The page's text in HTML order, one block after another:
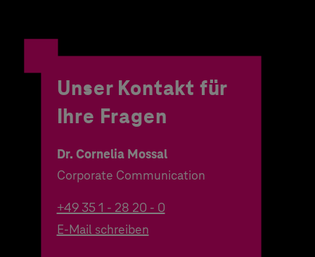
Unser Kontakt für
Ihre Fragen
Dr. Cornelia Mossal
Corporate Communication
+49 35 1 - 28 20 - 0
E-Mail schreiben